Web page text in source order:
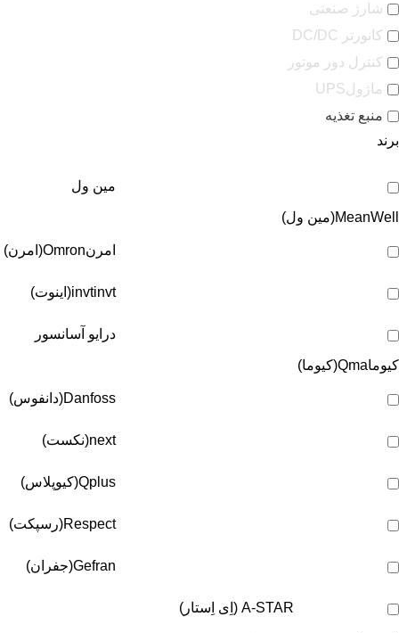
شارژ صنعتی
کانورتر DC/DC
کنترل دور موتور
ماژولUPS
منبع تغذیه
برند
مین ول
MeanWell(مین ول)
امرنOmron(امرن)
invtinvt(اینوت)
درایو آسانسور
کیوماQma(کیوما)
Danfoss(دانفوس)
next(نکست)
Qplus(کیوپلاس)
Respect(رسپکت)
Gefran(جفران)
A-STAR (اِی اِستار)